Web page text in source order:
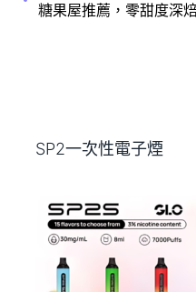
糖果屋推薦，零甜度深
SP2一次性電子煙